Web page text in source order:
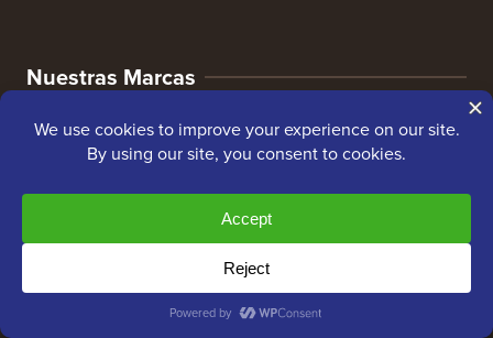
Nuestras Marcas
Acerca de WPBeginner®
WPBeginner es un sitio de recursos gratuitos de
WordPress para principiantes. WPBeginner fue fundado
en julio de 2009 porSyed Balkhi. El objetivo principal